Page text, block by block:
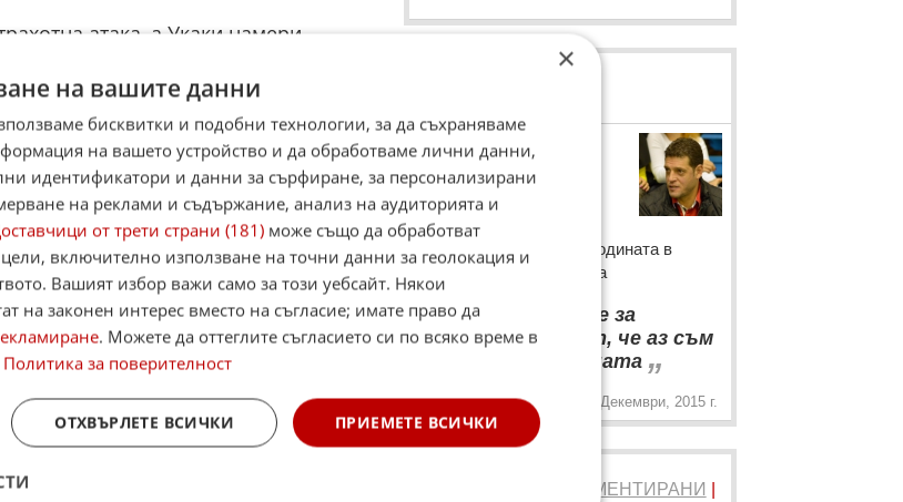
атака, а Укаки намери
а той показа самочувствие и
- 2:0 за Ботев.
левия фланг, при който Алберто
с глава от чиста позиция, но
Малко след това Винни Трибуле
и отрази. Янис Карабельов
това направи голям пропуск.
топка в наказателното поле на
перфектен пас за Ивелин Попов,
- 3:0 за Ботев.
Трибуле си размениха
топката покрай Артур Мота, за
Пламен
Константинов
Пламен Константинов
коментира получената
награда за треньор на годината в
България за 2015 година
“ Не говори добре за
българския спорт, че аз съм
треньор на годината „
22 Декември, 2015 г.
КОМЕНТИРАНИ
×
на вашите данни
бисквитки и подобни технологии, за да съхраняваме
на вашето устройство и да обработваме лични данни,
идентификатори и данни за сърфиране, за персонализирани
на реклами и съдържание, анализ на аудиторията и
от трети страни (181) може също да обработват
включително използване на точни данни за геолокация и
Вашият избор важи само за този уебсайт. Някои
на законен интерес вместо на съгласие; имате право да
. Можете да оттеглите съгласието си по всяко време в
Политика за поверителност
ПРИЕМЕТЕ ВСИЧКИ
ОТХВЪРЛЕТЕ ВСИЧКИ